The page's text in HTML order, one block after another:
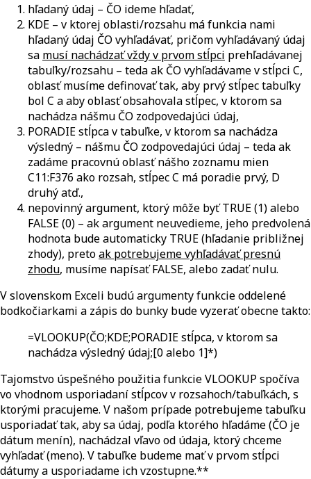
hľadaný údaj – ČO ideme hľadať,
KDE – v ktorej oblasti/rozsahu má funkcia nami
hľadaný údaj ČO vyhľadávať, pričom vyhľadávaný údaj
sa musí nachádzať vždy v prvom stĺpci prehľadávanej
tabuľky/rozsahu – teda ak ČO vyhľadávame v stĺpci C,
oblasť musíme definovať tak, aby prvý stĺpec tabuľky
bol C a aby oblasť obsahovala stĺpec, v ktorom sa
nachádza nášmu ČO zodpovedajúci údaj,
PORADIE stĺpca v tabuľke, v ktorom sa nachádza
výsledný – nášmu ČO zodpovedajúci údaj – teda ak
zadáme pracovnú oblasť nášho zoznamu mien
C11:F376 ako rozsah, stĺpec C má poradie prvý, D
druhý atď.,
nepovinný argument, ktorý môže byť TRUE (1) alebo
FALSE (0) – ak argument neuvedieme, jeho predvolená
hodnota bude automaticky TRUE (hľadanie približnej
zhody), pretoak potrebujeme vyhľadávať presnú
zhodu, musíme napísať FALSE, alebo zadať nulu.
V slovenskom Exceli budú argumenty funkcie oddelené
bodkočiarkami a zápis do bunky bude vyzerať obecne takto:
=VLOOKUP(ČO;KDE;PORADIE stĺpca, v ktorom sa
nachádza výsledný údaj;[0 alebo 1]*)
Tajomstvo úspešného použitia funkcie VLOOKUP spočíva
vo vhodnom usporiadaní stĺpcov v rozsahoch/tabuľkách, s
ktorými pracujeme. V našom prípade potrebujeme tabuľku
usporiadať tak, aby sa údaj, podľa ktorého hľadáme (ČO je
dátum menín), nachádzal vľavo od údaja, ktorý chceme
vyhľadať (meno). V tabuľke budeme mať v prvom stĺpci
dátumy a usporiadame ich vzostupne.**